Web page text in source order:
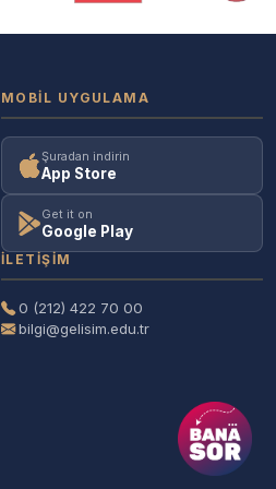
MOBIL UYGULAMA
Şuradan indirin
App Store
Get it on
Google Play
İLETIŞIM
0 (212) 422 70 00
bilgi@gelisim.edu.tr